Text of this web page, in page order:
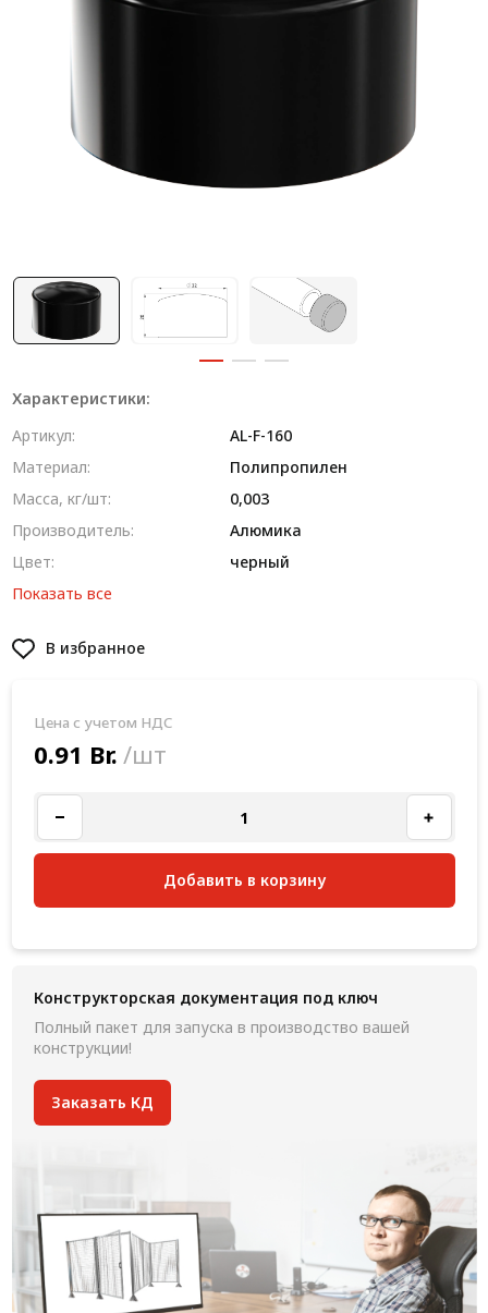
Алюминиевая промышленная мебель
Крейты и кассеты Subrack systems
Профиль строительного назначения
Лист алюминиевый
Метрический крепеж
Конструкции из профиля
Услуги дополнительной обработки профиля
Характеристики:
Артикул:
AL-F-160
Материал:
Полипропилен
Масса, кг/шт:
0,003
Производитель:
Алюмика
Цвет:
черный
Показать все
В избранное
Цена с учетом НДС
0.91 Br. /шт
Добавить в корзину
Конструкторская документация под ключ
Полный пакет для запуска в производство вашей
конструкции!
Заказать КД